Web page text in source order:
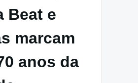
Beat e
marcam
anos da